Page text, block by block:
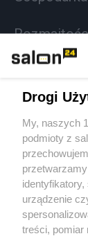
Sport
Kultura
Drogi
My, naszych
podmioty z
identyfikatory,
urządzenie
treści, pomiar